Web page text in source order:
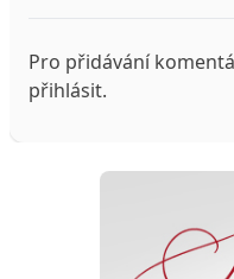
Pro přidávání
přihlásit.